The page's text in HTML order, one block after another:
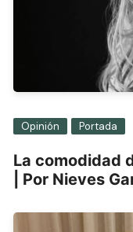
Opinión Portada
La comodidad
| Por Nieves